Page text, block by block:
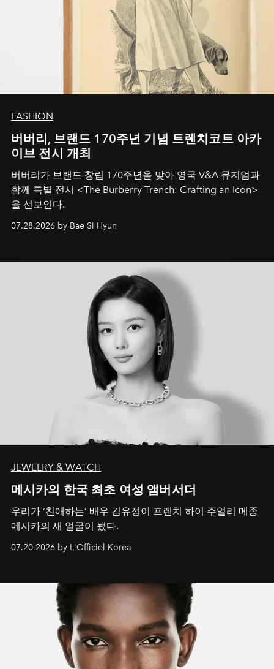
FASHION
버버리, 브랜드 170주년 기념 트렌치코트 아카
이브 전시 개최
버버리가 브랜드 창립 170주년을 맞아 영국 V&A 뮤지엄과
함께 특별 전시 <The Burberry Trench: Crafting an Icon>
을 선보인다.
07.28.2026 by Bae Si Hyun
JEWELRY & WATCH
메시카의 한국 최초 여성 앰버서더
우리가 ‘친애하는’ 배우 김유정이 프렌치 하이 주얼리 메종
메시카의 새 얼굴이 됐다.
07.20.2026 by L'Officiel Korea